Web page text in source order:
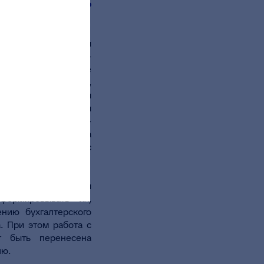
границами
словно все мы -
один раз, где
учреждения,
контроля и
хозяйственной
публично-
возможна
мечтой, вместе с
организационной
их,
бухгалтерского
При этом работа с
быть перенесена